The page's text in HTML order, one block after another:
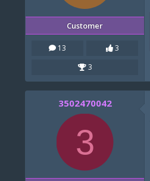
Customer
13
3
3
3502470042
3